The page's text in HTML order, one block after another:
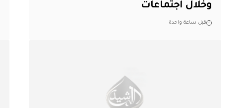
وخلال اجتماعات
قبل ساعة واحدة